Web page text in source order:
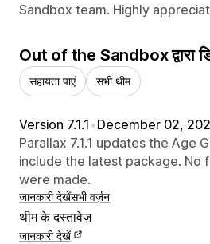
Sandbox team. Highly
Out of the Sandbox द्वारा
सहायता पाएं सभी थीम
Version 7.1.1 •December 02,
Parallax 7.1.1 updates the Age
include the latest package. No
were made.
जानकारी देखेंसभी वर्ज़न
थीम के दस्तावेज़
जानकारी देखें